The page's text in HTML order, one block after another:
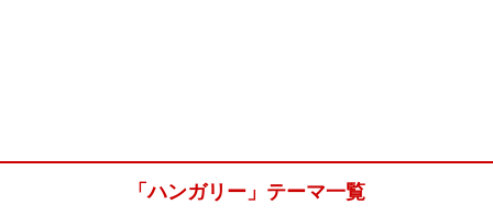
「ハンガリー」テーマ一覧